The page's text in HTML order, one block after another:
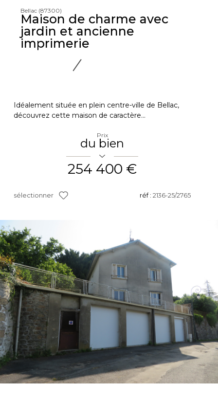
Bellac (87300)
Maison de charme avec
jardin et ancienne
imprimerie
Idéalement située en plein centre-ville de Bellac,
découvrez cette maison de caractère...
Prix
du bien
254 400 €
sélectionner réf : 2136-25/2765